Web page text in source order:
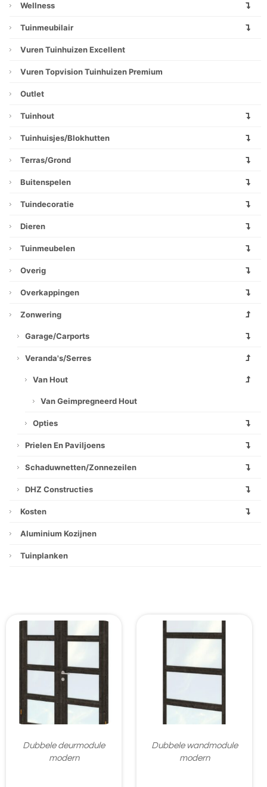
Wellness
Tuinmeubilair
Vuren Tuinhuizen Excellent
Vuren Topvision Tuinhuizen Premium
Outlet
Tuinhout
Tuinhuisjes/blokhutten
Terras/grond
Buitenspelen
Tuindecoratie
Dieren
Tuinmeubelen
Overig
Overkappingen
Zonwering
Garage/carports
Veranda's/serres
Van Hout
Van Geimpregneerd Hout
Opties
Prielen En Paviljoens
Schaduwnetten/zonnezeilen
DHZ Constructies
Kosten
Aluminium Kozijnen
Tuinplanken
Dubbele deurmodule
modern
Dubbele wandmodule
modern